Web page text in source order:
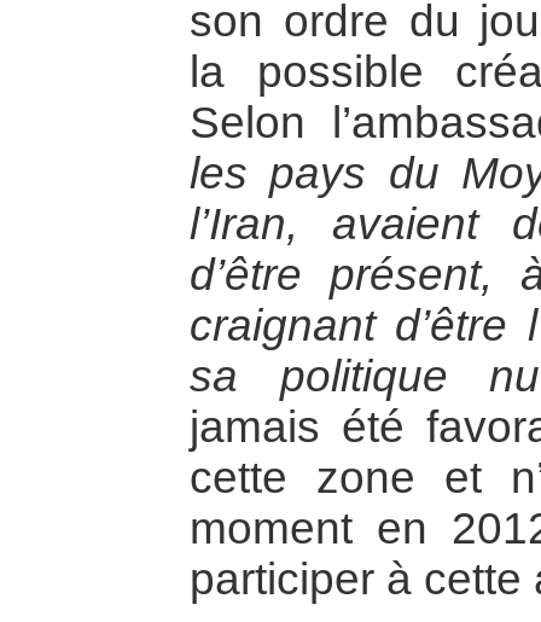
son ordre du
la possible
Selon
les pays du
l’Iran, avaient
d’être présent,
craignant d’être
sa politique
jamais été
cette zone et
moment en
participer à cette